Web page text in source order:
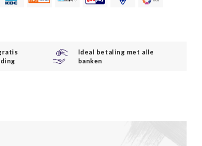
Ideal betaling met alle
banken